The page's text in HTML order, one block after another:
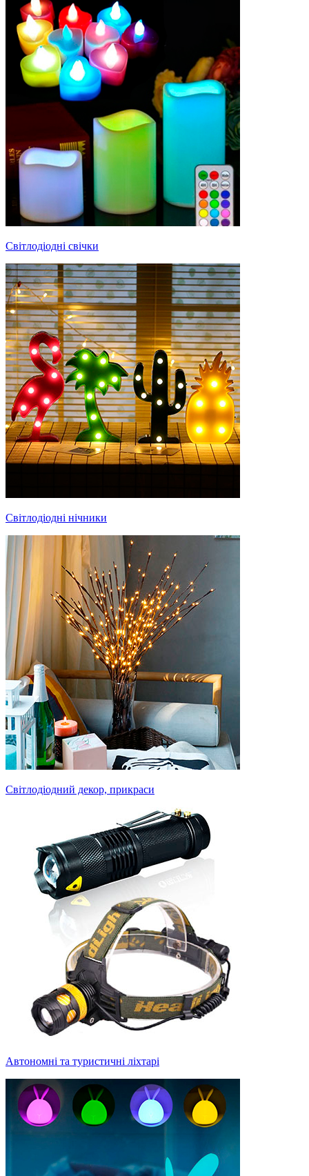
Світлодіодні свічки
Світлодіодні нічники
Світлодіодний декор, прикраси
Автономні та туристичні ліхтарі